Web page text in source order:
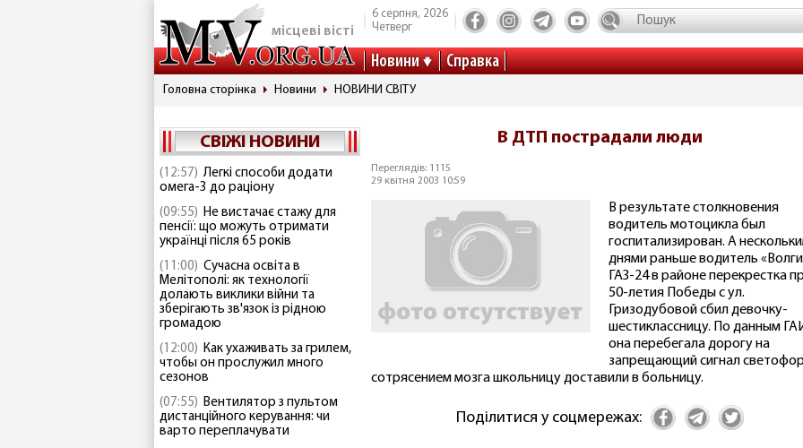
місцеві вісті
6 серпня, 2026
Четверг
Новини Справка
Головна сторінка Новини НОВИНИ СВІТУ
СВІЖІ НОВИНИ
(12:57) Легкі способи додати
омега-3 до раціону
(09:55) Не вистачає стажу для
пенсії: що можуть отримати
українці після 65 років
(11:00) Сучасна освіта в
Мелітополі: як технології
долають виклики війни та
зберігають зв'язок із рідною
громадою
(12:00) Как ухаживать за грилем,
чтобы он прослужил много
сезонов
(07:55) Вентилятор з пультом
дистанційного керування: чи
варто переплачувати
В ДТП пострадали люди
Переглядів: 1115
29 квітня 2003 10:59
В результате столкновения
водитель мотоцикла был
госпитализирован. А
днями раньше водитель
ГАЗ-24 в районе перекрестка
50-летия Победы с ул.
Гризодубовой сбил девочку-
шестиклассницу. По данным
она перебегала дорогу на
запрещающий сигнал
сотрясением мозга школьницу доставили в больницу.
Поділитися у соцмережах: